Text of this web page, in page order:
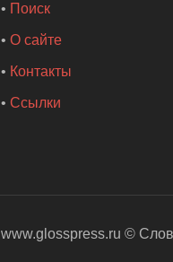
• Поиск
• О сайте
• Контакты
• Ссылки
www.glosspress.ru ©